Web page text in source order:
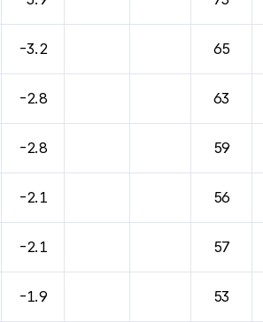
-3.2 65
-2.8 63
-2.8 59
-2.1 56
-2.1 57
-1.9 53